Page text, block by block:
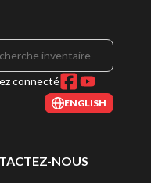
connecté
ENGLISH
NOUS